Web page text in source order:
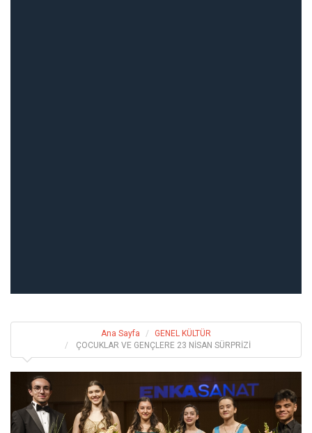
Ana Sayfa
GENEL KÜLTÜR
ÇOCUKLAR VE GENÇLERE 23 NİSAN SÜRPRİZİ